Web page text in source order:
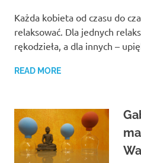
Każda kobieta od czasu do
relaksować. Dla jednych
rękodzieła, a dla innych –
READ MORE